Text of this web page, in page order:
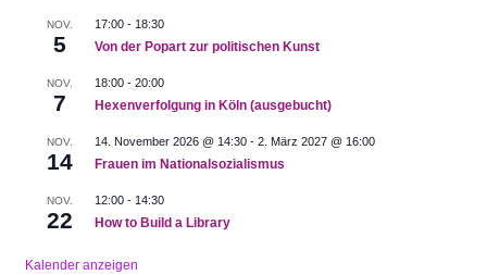
NOV.
5
17:00- 18:30
Von der Popart zur politischen Kunst
NOV.
7
18:00- 20:00
Hexenverfolgung in Köln (ausgebucht)
NOV.
14
14. November 2026 @ 14:30- 2. März 2027 @ 16:00
Frauen im Nationalsozialismus
NOV.
22
12:00- 14:30
How to Build a Library
Kalender anzeigen